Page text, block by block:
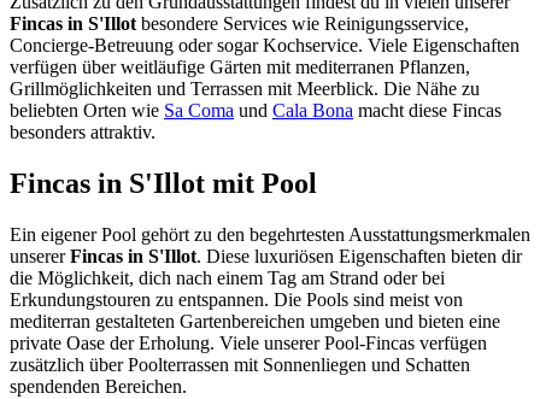
Fincas in S'Illot besondere Services wie Reinigungsservice,
Concierge-Betreuung oder sogar Kochservice. Viele Eigenschaften
verfügen über weitläufige Gärten mit mediterranen Pflanzen,
Grillmöglichkeiten und Terrassen mit Meerblick. Die Nähe zu
beliebten Orten wie Sa Coma und Cala Bona macht diese Fincas
besonders attraktiv.
Fincas in S'Illot mit Pool
Ein eigener Pool gehört zu den begehrtesten Ausstattungsmerkmalen
unsererFincas in S'Illot. Diese luxuriösen Eigenschaften bieten dir
die Möglichkeit, dich nach einem Tag am Strand oder bei
Erkundungstouren zu entspannen. Die Pools sind meist von
mediterran gestalteten Gartenbereichen umgeben und bieten eine
private Oase der Erholung. Viele unserer Pool-Fincas verfügen
zusätzlich über Poolterrassen mit Sonnenliegen und Schatten
spendenden Bereichen.